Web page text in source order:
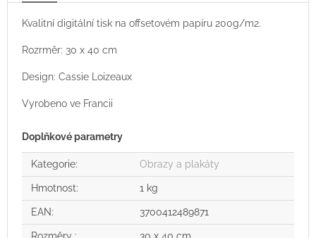
Kvalitní digitální tisk na offsetovém papíru 200g/m2.
Rozrměr: 30 x 40 cm
Design: Cassie Loizeaux
Vyrobeno ve Francii
Doplňkové parametry
Kategorie: Obrazy a plakáty
Hmotnost: 1 kg
EAN: 3700412489871